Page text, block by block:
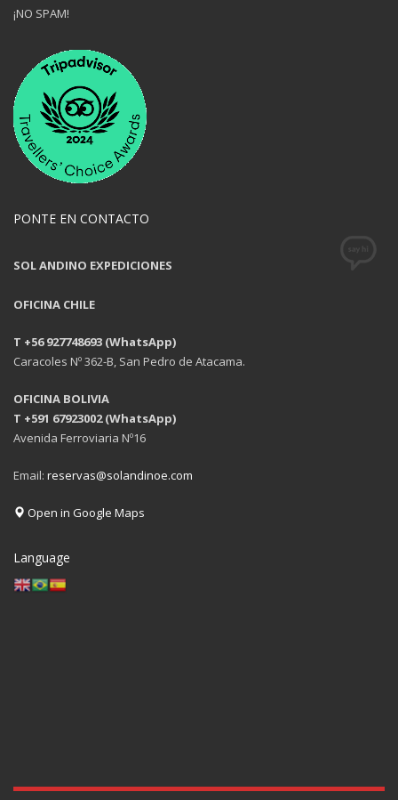
¡NO SPAM!
PONTE EN CONTACTO
SOL ANDINO EXPEDICIONES
OFICINA CHILE
T +56 927748693 (WhatsApp)
Caracoles Nº 362-B, San Pedro de Atacama.
OFICINA BOLIVIA
T +591 67923002 (WhatsApp)
Avenida Ferroviaria Nº16
Email: reservas@solandinoe.com
Open in Google Maps
Language